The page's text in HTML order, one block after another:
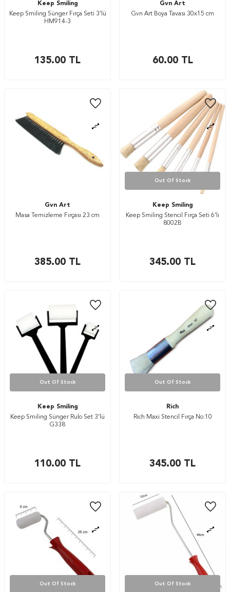
Keep Smiling
Keep Smiling Sünger Fırça Seti 3’lü
HM914-3
135.00 TL
Gvn Art
Gvn Art Boya Tavası 30x15 cm
60.00TL
Gvn Art
Masa Temizleme Fırçası 23 cm
385.00 TL
Out Of Stock
Keep Smiling
Keep Smiling Stencil Fırça Seti 6’lı
8002B
345.00 TL
Out Of Stock
Keep Smiling
Keep Smiling Sünger Rulo Set 3’lü
G338
110.00 TL
Out Of Stock
Rich
Rich Maxi Stencil Fırça No:10
345.00 TL
Out Of Stock Out Of Stock